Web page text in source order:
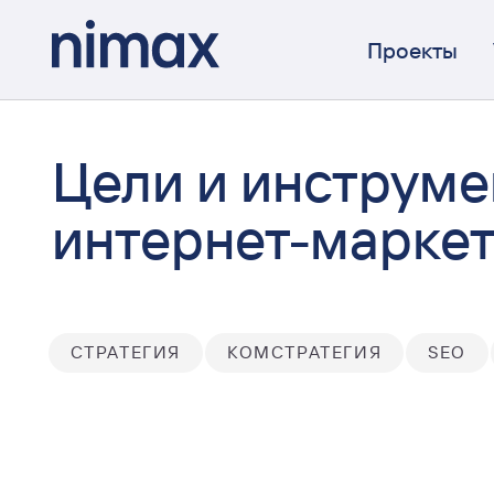
Проекты
Цели и
интернет-
СТРАТЕГИЯ КОМСТРАТЕГИЯ SEO